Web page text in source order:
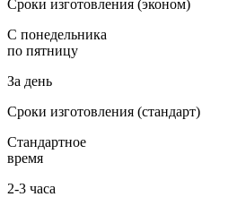
Сроки изготовления (эконом)
С понедельника
по пятницу
За день
Сроки изготовления (стандарт)
Стандартное
время
2-3 часа